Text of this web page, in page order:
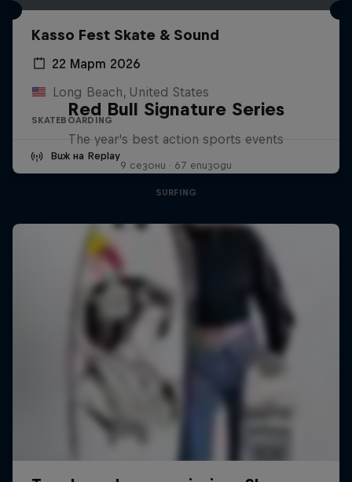
Kasso Fest Skate & Sound
22 Март 2026
Long Beach, United States
SKATEBOARDING
Виж на Replay
Red Bull Signature Series
The year's best action sports events
9 сезони · 67 епизоди
SURFING